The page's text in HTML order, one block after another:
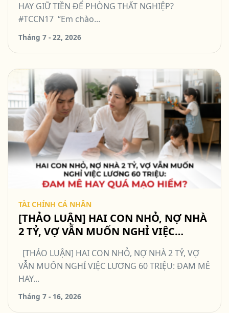
HAY GIỮ TIỀN ĐỂ PHÒNG THẤT NGHIỆP?
#TCCN17 “Em chào...
Tháng 7 - 22, 2026
TÀI CHÍNH CÁ NHÂN
[THẢO LUẬN] HAI CON NHỎ, NỢ NHÀ
2 TỶ, VỢ VẪN MUỐN NGHỈ VIỆC
LƯƠNG 60 TRIỆU: ĐAM MÊ HAY QUÁ
MẠO HIỂM? #TCCN16
[THẢO LUẬN] HAI CON NHỎ, NỢ NHÀ 2 TỶ, VỢ
VẪN MUỐN NGHỈ VIỆC LƯƠNG 60 TRIỆU: ĐAM MÊ
HAY...
Tháng 7 - 16, 2026